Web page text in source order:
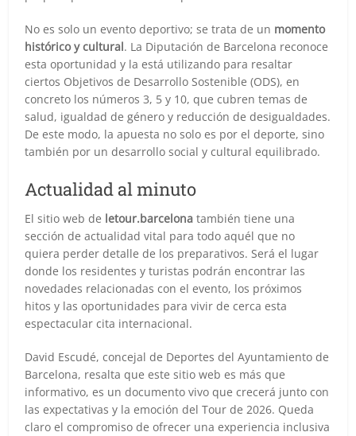
No es solo un evento deportivo; se trata de un momento
histórico y cultural. La Diputación de Barcelona reconoce
esta oportunidad y la está utilizando para resaltar
ciertos Objetivos de Desarrollo Sostenible (ODS), en
concreto los números 3, 5 y 10, que cubren temas de
salud, igualdad de género y reducción de desigualdades.
De este modo, la apuesta no solo es por el deporte, sino
también por un desarrollo social y cultural equilibrado.
Actualidad al minuto
El sitio web de letour.barcelona también tiene una
sección de actualidad vital para todo aquél que no
quiera perder detalle de los preparativos. Será el lugar
donde los residentes y turistas podrán encontrar las
novedades relacionadas con el evento, los próximos
hitos y las oportunidades para vivir de cerca esta
espectacular cita internacional.
David Escudé, concejal de Deportes del Ayuntamiento de
Barcelona, resalta que este sitio web es más que
informativo, es un documento vivo que crecerá junto con
las expectativas y la emoción del Tour de 2026. Queda
claro el compromiso de ofrecer una experiencia inclusiva